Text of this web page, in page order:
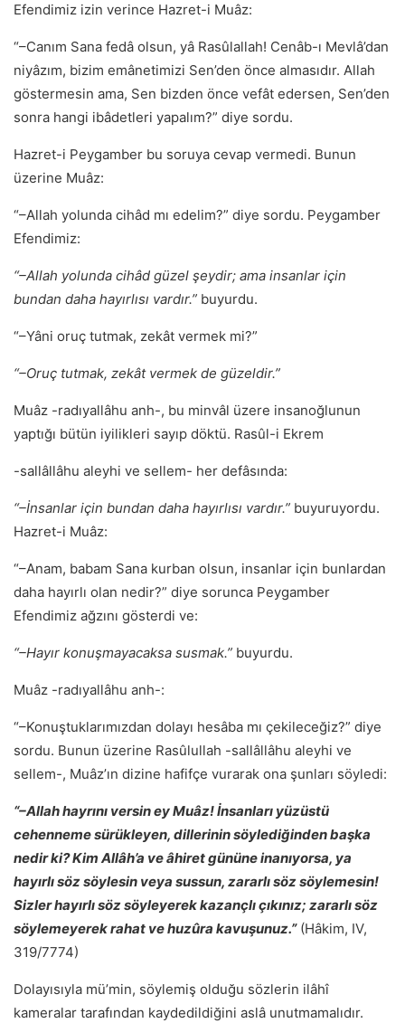
Efendimiz izin verince Hazret-i Muâz:
“–Canım Sana fedâ olsun, yâ Rasûlallah! Cenâb-ı Mevlâ’dan
niyâzım, bizim emânetimizi Sen’den önce almasıdır. Allah
göstermesin ama, Sen bizden önce vefât edersen, Sen’den
sonra hangi ibâdetleri yapalım?” diye sordu.
Hazret-i Peygamber bu soruya cevap vermedi. Bunun
üzerine Muâz:
“–Allah yolunda cihâd mı edelim?” diye sordu. Peygamber
Efendimiz:
“–Allah yolunda cihâd güzel şeydir; ama insanlar için
bundan daha hayırlısı vardır.” buyurdu.
“–Yâni oruç tutmak, zekât vermek mi?”
“–Oruç tutmak, zekât vermek de güzeldir.”
Muâz -radıyallâhu anh-, bu minvâl üzere insanoğlunun
yaptığı bütün iyilikleri sayıp döktü. Rasûl-i Ekrem
-sallâllâhu aleyhi ve sellem- her defâsında:
“–İnsanlar için bundan daha hayırlısı vardır.” buyuruyordu.
Hazret-i Muâz:
“–Anam, babam Sana kurban olsun, insanlar için bunlardan
daha hayırlı olan nedir?” diye sorunca Peygamber
Efendimiz ağzını gösterdi ve:
“–Hayır konuşmayacaksa susmak.” buyurdu.
Muâz -radıyallâhu anh-:
“–Konuştuklarımızdan dolayı hesâba mı çekileceğiz?” diye
sordu. Bunun üzerine Rasûlullah -sallâllâhu aleyhi ve
sellem-, Muâz’ın dizine hafifçe vurarak ona şunları söyledi:
“–Allah hayrını versin ey Muâz! İnsanları yüzüstü
cehenneme sürükleyen, dillerinin söylediğinden başka
nedir ki? Kim Allâh’a ve âhiret gününe inanıyorsa, ya
hayırlı söz söylesin veya sussun, zararlı söz söylemesin!
Sizler hayırlı söz söyleyerek kazançlı çıkınız; zararlı söz
söylemeyerek rahat ve huzûra kavuşunuz.” (Hâkim, IV,
319/7774)
Dolayısıyla mü’min, söylemiş olduğu sözlerin ilâhî
kameralar tarafından kaydedildiğini aslâ unutmamalıdır.